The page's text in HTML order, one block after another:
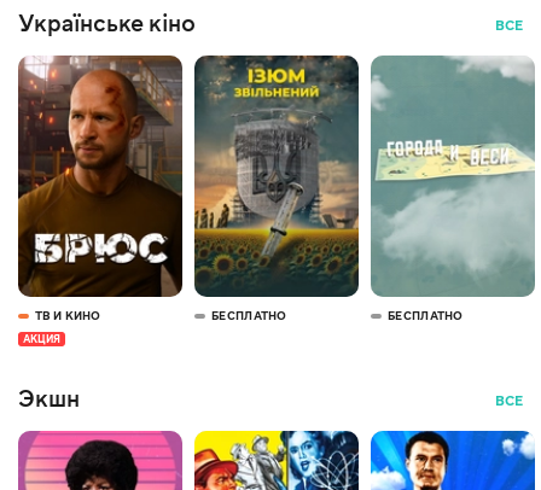
Українське кіно ВСЕ
ТВ И КИНО
АКЦИЯ
БЕСПЛАТНО БЕСПЛАТНО
Экшн ВСЕ